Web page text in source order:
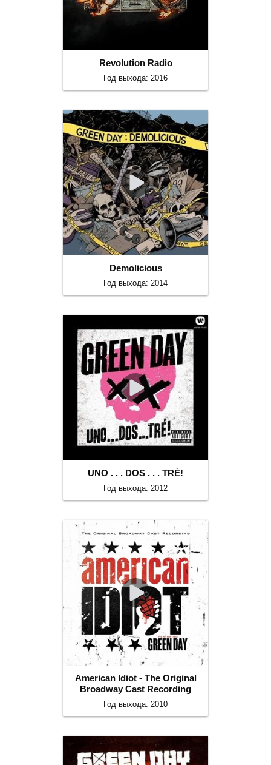
Revolution Radio
Год выхода: 2016
Demolicious
Год выхода: 2014
UNO . . . DOS . . . TRÉ!
Год выхода: 2012
American Idiot - The Original
Broadway Cast Recording
Год выхода: 2010